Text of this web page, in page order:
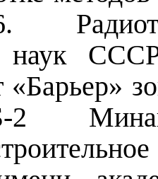
наук
«Барьер»